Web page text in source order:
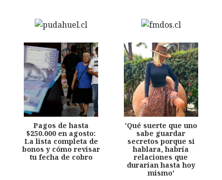
Pagos de hasta
$250.000 en agosto:
La lista completa de
bonos y cómo revisar
tu fecha de cobro
'Qué suerte que uno
sabe guardar
secretos porque si
hablara, habría
relaciones que
durarían hasta hoy
mismo'